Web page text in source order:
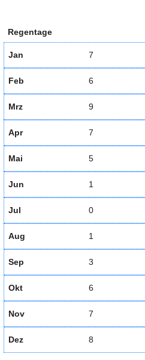
Regentage
Jan 7
Feb 6
Mrz 9
Apr 7
Mai 5
Jun 1
Jul 0
Aug 1
Sep 3
Okt 6
Nov 7
Dez 8